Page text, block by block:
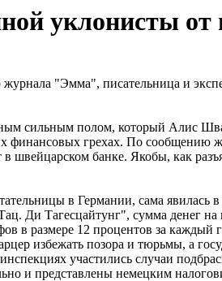
уклонисты от
"Эмма", писательница и
сильным полом, который Алис
финансовых грехах. По сообщению
банке. Якобы, как
в Германии, сама
Ди Тагесцайтунг", сумма денег
размере 12 процентов за каждый
избежать позора и тюрьмы, а
участились случаи
и представлены немецким